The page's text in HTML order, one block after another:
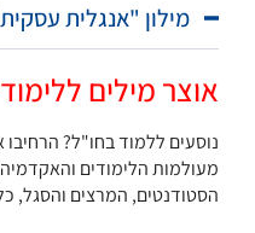
מילון "אנגלית
אוצר מילים
נוסעים ללמוד בחו"ל?
מעולמות הלימודים
הסטודנטים, המרצים והסגל,